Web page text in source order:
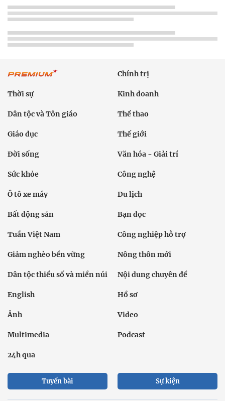
Chính trị
Thời sự Kinh doanh
Dân tộc và Tôn giáo Thể thao
Giáo dục Thế giới
Đời sống Văn hóa - Giải trí
Sức khỏe Công nghệ
Ô tô xe máy Du lịch
Bất động sản Bạn đọc
Tuần Việt Nam Công nghiệp hỗ trợ
Giảm nghèo bền vững Nông thôn mới
Dân tộc thiểu số và miền núi Nội dung chuyên đề
English Hồ sơ
Ảnh Video
Multimedia Podcast
24h qua
Tuyến bài Sự kiện